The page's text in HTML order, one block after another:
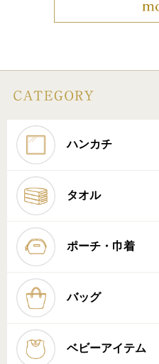
ハンカチ
タオル
ポーチ・巾着
バッグ
ベビーアイテム